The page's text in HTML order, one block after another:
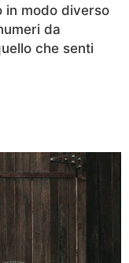
in modo diverso
da
che senti